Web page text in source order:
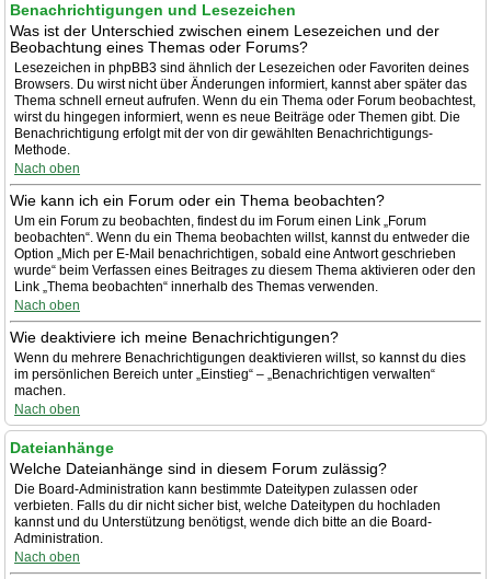
Benachrichtigungen und Lesezeichen
Was ist der Unterschied zwischen einem Lesezeichen und der
Beobachtung eines Themas oder Forums?
Lesezeichen in phpBB3 sind ähnlich der Lesezeichen oder Favoriten deines
Browsers. Du wirst nicht über Änderungen informiert, kannst aber später das
Thema schnell erneut aufrufen. Wenn du ein Thema oder Forum beobachtest,
wirst du hingegen informiert, wenn es neue Beiträge oder Themen gibt. Die
Benachrichtigung erfolgt mit der von dir gewählten Benachrichtigungs-
Methode.
Nach oben
Wie kann ich ein Forum oder ein Thema beobachten?
Um ein Forum zu beobachten, findest du im Forum einen Link „Forum
beobachten“. Wenn du ein Thema beobachten willst, kannst du entweder die
Option „Mich per E-Mail benachrichtigen, sobald eine Antwort geschrieben
wurde“ beim Verfassen eines Beitrages zu diesem Thema aktivieren oder den
Link „Thema beobachten“ innerhalb des Themas verwenden.
Nach oben
Wie deaktiviere ich meine Benachrichtigungen?
Wenn du mehrere Benachrichtigungen deaktivieren willst, so kannst du dies
im persönlichen Bereich unter „Einstieg“ – „Benachrichtigen verwalten“
machen.
Nach oben
Dateianhänge
Welche Dateianhänge sind in diesem Forum zulässig?
Die Board-Administration kann bestimmte Dateitypen zulassen oder
verbieten. Falls du dir nicht sicher bist, welche Dateitypen du hochladen
kannst und du Unterstützung benötigst, wende dich bitte an die Board-
Administration.
Nach oben